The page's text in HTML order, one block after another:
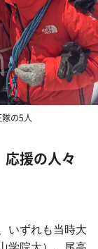
の5人
応援の人々
いずれも当時大